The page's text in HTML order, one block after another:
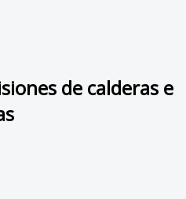
de calderas e